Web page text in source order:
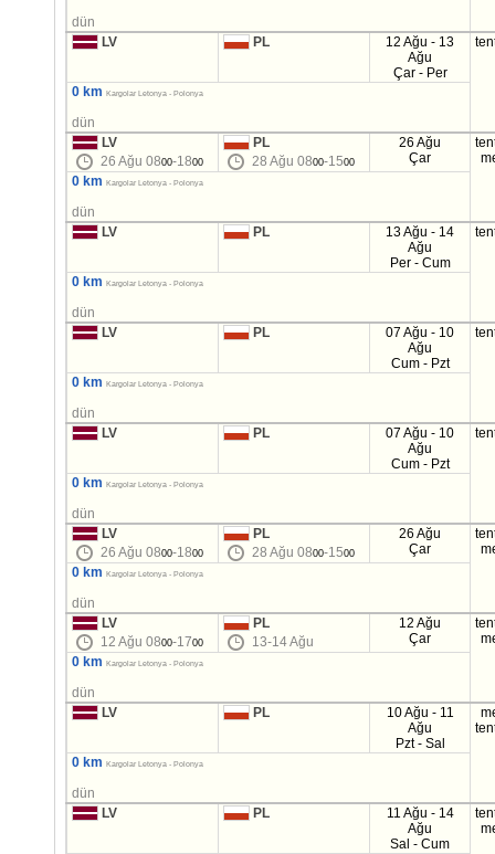
dün
LV
PL
12 Ağu - 13
Ağu
Çar - Per
0 km Kargolar Letonya - Polonya
dün
LV
26 Ağu 0800-1800
PL
28 Ağu 0800-1500
26 Ağu
Çar
0 km
Kargolar Letonya - Polonya
dün
LV
PL
13 Ağu - 14
Ağu
Per - Cum
0 km Kargolar Letonya - Polonya
dün
LV
PL
07 Ağu - 10
Ağu
Cum - Pzt
0 km Kargolar Letonya - Polonya
dün
LV
PL
07 Ağu - 10
Ağu
Cum - Pzt
0 km Kargolar Letonya - Polonya
dün
LV
26 Ağu 0800-1800
PL
28 Ağu 0800-1500
26 Ağu
Çar
0 km
Kargolar Letonya - Polonya
dün
LV
12 Ağu 0800-1700
PL
13-14 Ağu
12 Ağu
Çar
0 km
Kargolar Letonya - Polonya
dün
LV
PL
10 Ağu - 11
Ağu
Pzt - Sal
0 km Kargolar Letonya - Polonya
dün
LV
PL
11 Ağu - 14
Ağu
Sal - Cum